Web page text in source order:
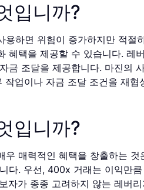
입니까?
용하면 위험이 증가하지만 적
혜택을 제공할 수 있습니다. 레
금 조달을 제공합니다. 마진의
작업이나 자금 조달 조건을 재
입니까?
우 매력적인 혜택을 창출하는
다. 우선, 400x 거래는 이익만
자가 종종 고려하지 않는 레버